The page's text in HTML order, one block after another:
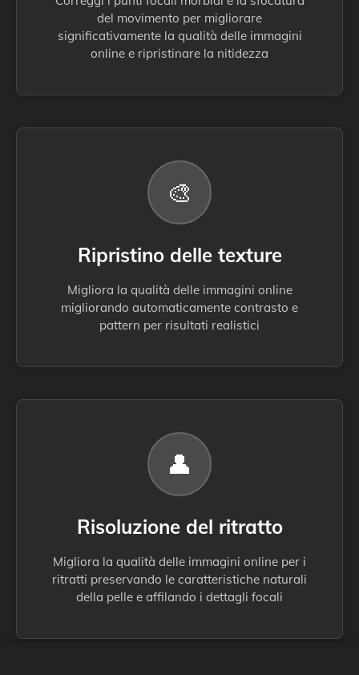
del movimento per migliorare
significativamente la qualità delle immagini
online e ripristinare la nitidezza
🎨
Ripristino delle texture
Migliora la qualità delle immagini online
migliorando automaticamente contrasto e
pattern per risultati realistici
👤
Risoluzione del ritratto
Migliora la qualità delle immagini online per i
ritratti preservando le caratteristiche naturali
della pelle e affilando i dettagli focali